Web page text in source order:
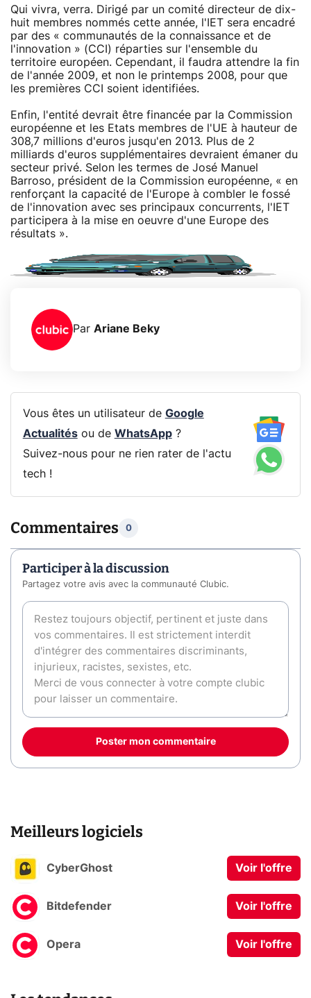
Qui vivra, verra. Dirigé par un comité directeur de dix-
huit membres nommés cette année, l'IET sera encadré
par des « communautés de la connaissance et de
l'innovation » (CCI) réparties sur l'ensemble du
territoire européen. Cependant, il faudra attendre la fin
de l'année 2009, et non le printemps 2008, pour que
les premières CCI soient identifiées.
Enfin, l'entité devrait être financée par la Commission
européenne et les Etats membres de l'UE à hauteur de
308,7 millions d'euros jusqu'en 2013. Plus de 2
milliards d'euros supplémentaires devraient émaner du
secteur privé. Selon les termes de José Manuel
Barroso, président de la Commission européenne, « en
renforçant la capacité de l'Europe à combler le fossé
de l'innovation avec ses principaux concurrents, l'IET
participera à la mise en oeuvre d'une Europe des
résultats ».
Par Ariane Beky
Vous êtes un utilisateur de Google
Actualitésou de WhatsApp?
Suivez-nous pour ne rien rater de l'actu
tech !
Commentaires 0
Participer à la discussion
Partagez votre avis avec la communauté Clubic.
Poster mon commentaire
Meilleurs logiciels
CyberGhost Voir l'offre
Bitdefender Voir l'offre
Opera Voir l'offre